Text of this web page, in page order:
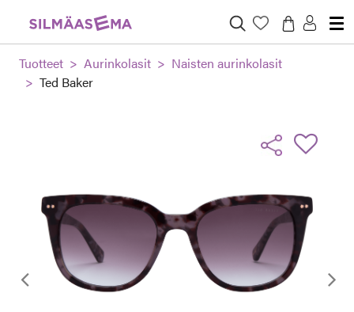
Tuotteet Aurinkolasit
Naisten aurinkolasit
Ted Baker
Edellinen